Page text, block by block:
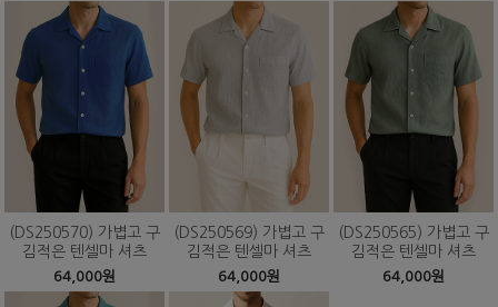
(DS250570) 가볍고 구
김적은 텐셀마 셔츠
64,000원
(DS250569) 가볍고 구
김적은 텐셀마 셔츠
64,000원
(DS250565) 가볍고 구
김적은 텐셀마 셔츠
64,000원